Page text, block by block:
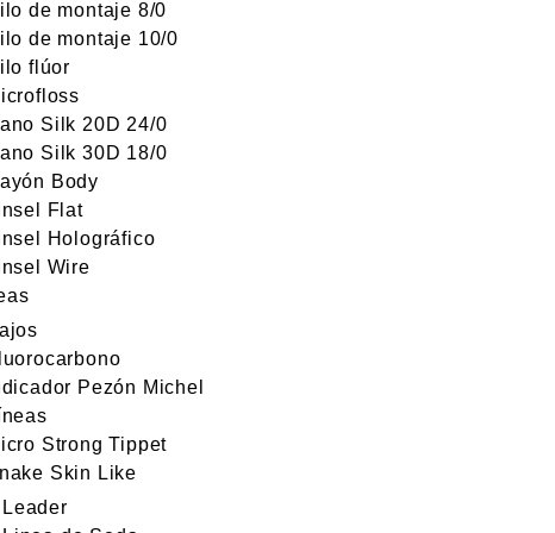
de montaje 8/0
de montaje 10/0
flúor
Silk 20D 24/0
Silk 30D 18/0
Body
Flat
Holográfico
Wire
Pezón Michel
Strong Tippet
Skin Like
Leader